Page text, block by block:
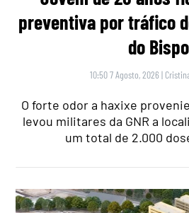
preventiva por tráfico
do Bispo
10:50 7 Agosto, 2026 |
O forte odor a haxixe
levou militares da GNR a
um total de 2.000